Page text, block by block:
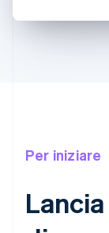
Per iniziare